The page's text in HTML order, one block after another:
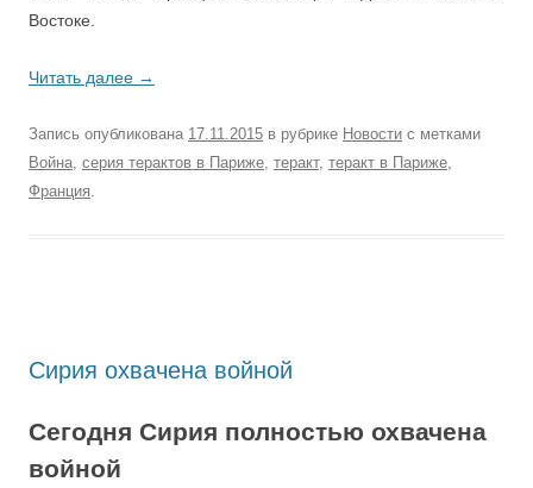
Востоке.
Читать далее →
Запись опубликована 17.11.2015 в рубрике Новости с метками
Война, серия терактов в Париже, теракт, теракт в Париже,
Франция.
Сирия охвачена войной
Сегодня Сирия полностью охвачена
войной